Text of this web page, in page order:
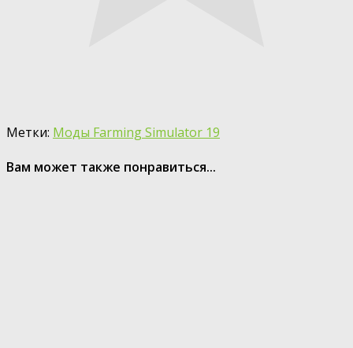
Метки: Моды Farming Simulator 19
Вам может также понравиться...